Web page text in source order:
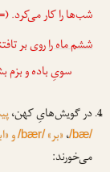
شب‌ها را کار می‌کرد.
ششم ماه راروی بر
سویِ باده و بزم
در گویش‌هایِ کهن،
/bæ/،«بر»/bær/و
می‌خورند: